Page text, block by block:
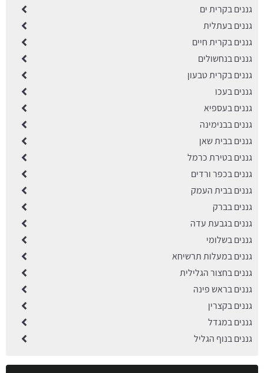
גננים בקרית ים
גננים בעתלית
גננים בקרית חיים
גננים בנחשולים
גננים בקרית טבעון
גננים בעכו
גננים בעספיא
גננים בבנימינה
גננים בבית שאן
גננים בטירת כרמל
גננים בכפר ורדים
גננים בבית העמק
גננים בברק
גננים בגבעת עדה
גננים בשלומי
גננים במעלות תרשיחא
גננים בחצור הגלילית
גננים בראש פינה
גננים בקצרין
גננים במגדל
גננים בנוף הגליל